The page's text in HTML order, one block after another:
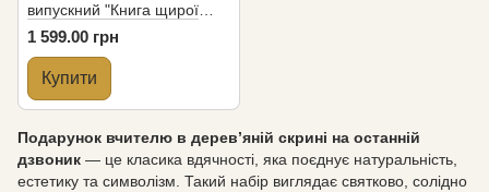
випускний "Книга щирої
шани"
1 599.00 грн
Купити
Подарунок вчителю в дерев’яній скрині на останній
дзвоник — це класика вдячності, яка поєднує натуральність,
естетику та символізм. Такий набір виглядає святково, солідно